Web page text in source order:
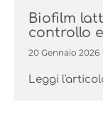
Biofilm
controllo
20 Gennaio 2026
Leggi